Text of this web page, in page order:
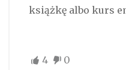
książkę albo kurs
4
0